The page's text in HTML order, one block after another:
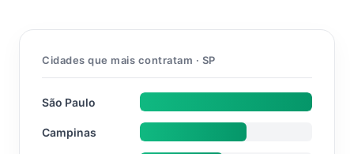
Cidades que mais contratam · SP
São Paulo
Campinas